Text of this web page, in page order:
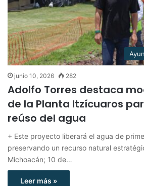
junio 10, 2026 282
Adolfo Torres destaca
de la Planta Itzícuaros
reúso del agua
+ Este proyecto liberará el agua de
preservando un recurso natural
Michoacán; 10 de…
Leer más »